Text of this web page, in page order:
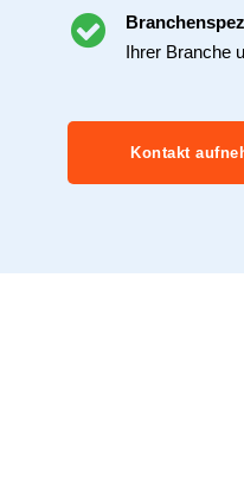
Ihrer Branche
Kontakt